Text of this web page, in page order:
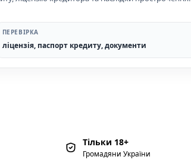
ПЕРЕВІРКА
ліцензія, паспорт кредиту, документи
Тільки 18+
Громадяни України